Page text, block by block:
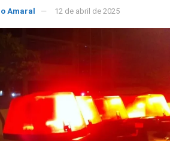
Amaral 12 de abril de 2025